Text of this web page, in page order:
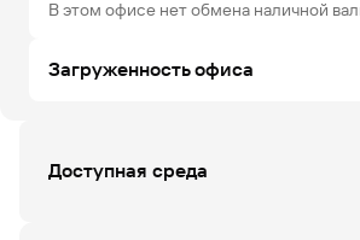
В этом офисе нет обмена наличной
Загруженность офиса
ЧТ ПТ СБ
Доступная среда